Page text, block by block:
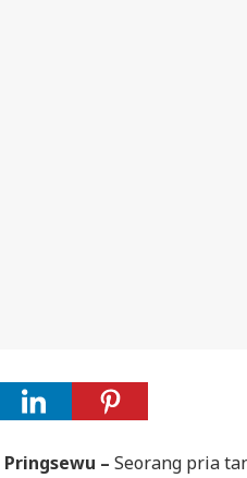
Pringsewu – Seorang pria